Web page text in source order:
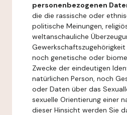
personenbezogenen
die die rassische oder
politische Meinungen,
weltanschauliche
noch genetische oder
Zwecke der eindeutigen
natürlichen Person, noch
oder Daten über das
sexuelle Orientierung einer
dieser Hinsicht werden Sie